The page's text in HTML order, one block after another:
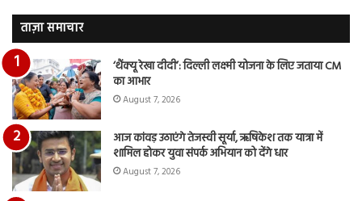
वीडियो…
ताज़ा समाचार
‘थैंक्यू रेखा दीदी’: दिल्ली लक्ष्मी योजना के लिए जताया CM
का आभार
August 7, 2026
आज कांवड़ उठाएंगे तेजस्वी सूर्या, ऋषिकेश तक यात्रा में
शामिल होकर युवा संपर्क अभियान को देंगे धार
August 7, 2026